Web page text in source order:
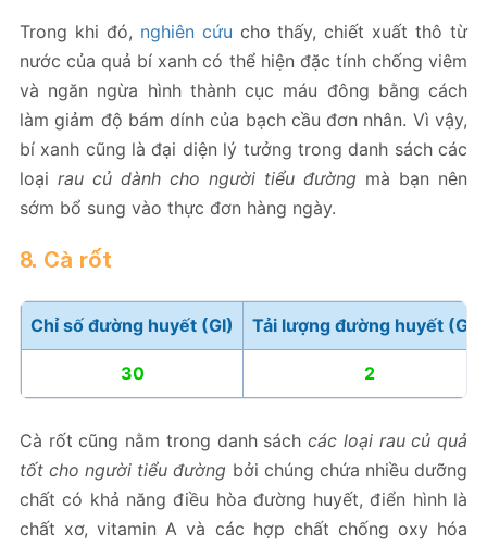
Trong khi đó, nghiên cứu cho thấy, chiết xuất thô từ
nước của quả bí xanh có thể hiện đặc tính chống viêm
và ngăn ngừa hình thành cục máu đông bằng cách
làm giảm độ bám dính của bạch cầu đơn nhân. Vì vậy,
bí xanh cũng là đại diện lý tưởng trong danh sách các
loại rau củ dành cho người tiểu đường mà bạn nên
sớm bổ sung vào thực đơn hàng ngày.
8. Cà rốt
Chỉ số đường huyết (GI) Tải lượng đường huyết (GL)
30 2
Cà rốt cũng nằm trong danh sáchcác loại rau củ quả
tốt cho người tiểu đường bởi chúng chứa nhiều dưỡng
chất có khả năng điều hòa đường huyết, điển hình là
chất xơ, vitamin A và các hợp chất chống oxy hóa